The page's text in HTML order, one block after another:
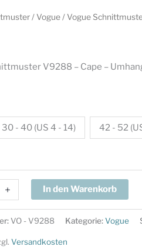
/Vogue/ Vogue
V9288 – Cape –
30 - 40 (US 4 - 14) 42 - 52
+ In den Warenkorb
VO - V9288 Kategorie:Vogue
Versandkosten